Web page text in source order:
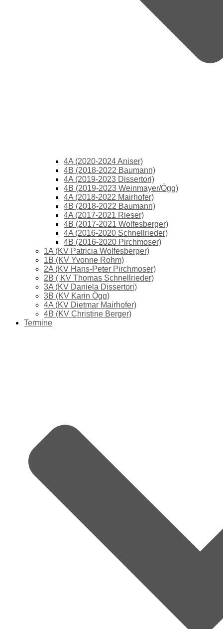
4A (2020-2024 Aniser)
4B (2018-2022 Baumann)
4A (2019-2023 Dissertori)
4B (2019-2023 Weinmayer/Ögg)
4A (2018-2022 Mairhofer)
4B (2018-2022 Baumann)
4A (2017-2021 Rieser)
4B (2017-2021 Wolfesberger)
4A (2016-2020 Schnellrieder)
4B (2016-2020 Pirchmoser)
1A (KV Patricia Wolfesberger)
1B (KV Yvonne Rohm)
2A (KV Hans-Peter Pirchmoser)
2B ( KV Thomas Schnellrieder)
3A (KV Daniela Dissertori)
3B (KV Karin Ögg)
4A (KV Dietmar Mairhofer)
4B (KV Christine Berger)
Termine